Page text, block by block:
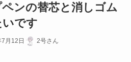
ンの替芯と消しゴム
です
月12日 2号さん